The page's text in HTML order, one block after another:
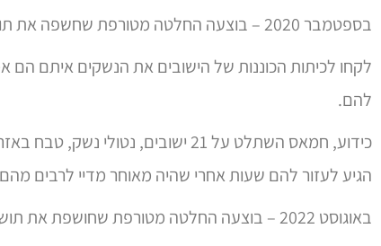
בספטמבר 2020 – בוצעה החלטה מטורפת שחשפה את תושבי חוטף עזה לטבח 2023
לקחו לכיתות הכוננות של הישובים את הנשקים איתם הם
להם.
כידוע, חמאס השתלט על 21 ישובים,
הגיע לעזור להם שעות אחרי שהיה מאוחר מדיי לרבים
באוגוסט 2022 – בוצעה החלטה מטורפת שחושפת את תושבי הצפון לטבח 2023